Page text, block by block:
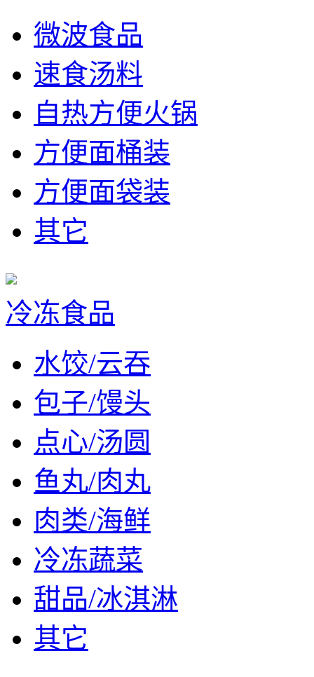
微波食品
速食汤料
自热方便火锅
方便面桶装
方便面袋装
其它
冷冻食品
水饺/云吞
包子/馒头
点心/汤圆
鱼丸/肉丸
肉类/海鲜
冷冻蔬菜
甜品/冰淇淋
其它